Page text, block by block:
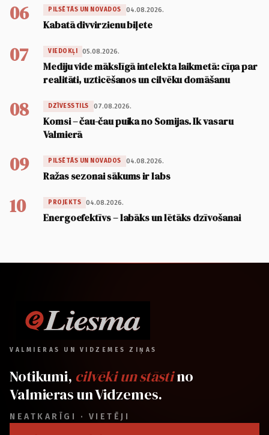
06 PILSĒTĀS UN NOVADOS 04.08.2026.
Kabatā divvirzienu biļete
07 VIEDOKĻI 05.08.2026.
Mediju vide mākslīgā intelekta laikmetā: cīņa par
realitāti, uzticēšanos un cilvēku domāšanu
08 DZĪVESSTILS 07.08.2026.
Komsi – čau-čau puika no Somijas. Ik vasaru
Valmierā
09 PILSĒTĀS UN NOVADOS 04.08.2026.
Ražas sezonai sākums ir labs
10 PROJEKTS 04.08.2026.
Energoefektīvs – labāks un lētāks dzīvošanai
VALMIERAS UN VIDZEMES ZIŅAS
Notikumi, cilvēki un stāstino
Valmieras un Vidzemes.
NEATKARĪGI · VIETĒJI